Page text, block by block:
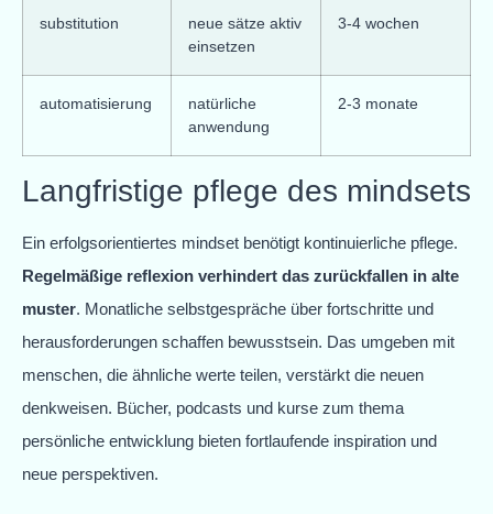
substitution
neue sätze aktiv
einsetzen
3-4 wochen
automatisierung
natürliche
anwendung
2-3 monate
Langfristige pflege des mindsets
Ein erfolgsorientiertes mindset benötigt kontinuierliche pflege.
Regelmäßige reflexion verhindert das zurückfallen in alte
muster. Monatliche selbstgespräche über fortschritte und
herausforderungen schaffen bewusstsein. Das umgeben mit
menschen, die ähnliche werte teilen, verstärkt die neuen
denkweisen. Bücher, podcasts und kurse zum thema
persönliche entwicklung bieten fortlaufende inspiration und
neue perspektiven.